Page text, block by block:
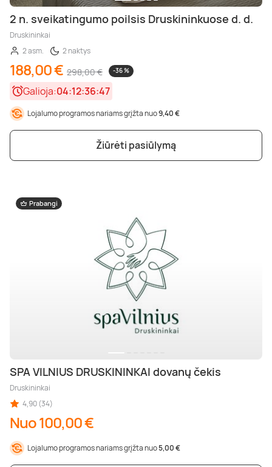
2 n. sveikatingumo poilsis Druskininkuose d. d.
Druskininkai
2 asm.
2 naktys
188,00 € 298,00 € -36 %
Galioja:04:12:36:45
Lojalumo programos nariams grįžta nuo9,40 €
Žiūrėti pasiūlymą
Prabangi
SPA VILNIUS DRUSKININKAI dovanų čekis
Druskininkai
4,90 (34)
Nuo 100,00 €
Lojalumo programos nariams grįžta nuo5,00 €